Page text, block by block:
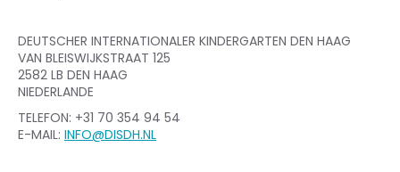
DEUTSCHER INTERNATIONALER KINDERGARTEN DEN HAAG
VAN BLEISWIJKSTRAAT 125
2582 LB DEN HAAG
NIEDERLANDE
TELEFON: +31 70 354 94 54
E-MAIL: INFO@DISDH.NL